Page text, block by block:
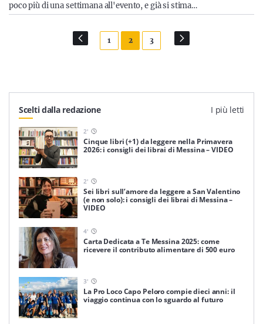
poco più di una settimana all'evento, e già si stima…
1 2 3
Scelti dalla redazione I più letti
2'
Cinque libri (+1) da leggere nella Primavera
2026: i consigli dei librai di Messina – VIDEO
2'
Sei libri sull’amore da leggere a San Valentino
(e non solo): i consigli dei librai di Messina –
VIDEO
4'
Carta Dedicata a Te Messina 2025: come
ricevere il contributo alimentare di 500 euro
3'
La Pro Loco Capo Peloro compie dieci anni: il
viaggio continua con lo sguardo al futuro